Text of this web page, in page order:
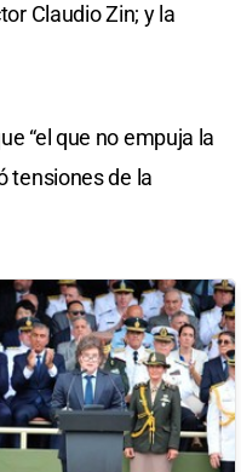
Claudio Zin; y la
“el que no empuja la
tensiones de la